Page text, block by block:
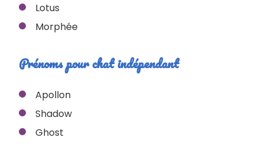
Lotus
Morphée
Prénoms pour chat indépendant
Apollon
Shadow
Ghost